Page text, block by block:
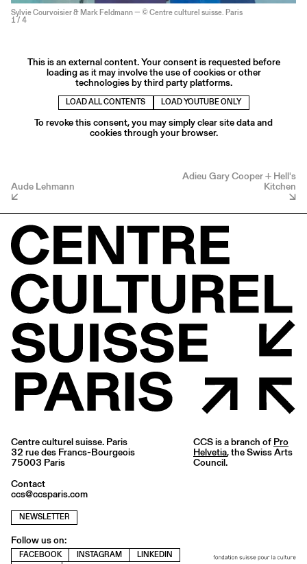
Sylvie Courvoisier & Mark Feldmann — © Centre culturel suisse. Paris
1/ 4
This is an external content. Your consent is requested before
loading as it may involve the use of cookies or other
technologies by third party platforms.
LOAD ALL CONTENTS LOAD YOUTUBE ONLY
To revoke this consent, you may simply clear site data and
cookies through your browser.
Aude Lehmann
Adieu Gary Cooper + Hell's
Kitchen
Centre culturel suisse. Paris
32 rue des Francs-Bourgeois
75003 Paris
Contact
ccs@ccsparis.com
NEWSLETTER
Follow us on:
FACEBOOK INSTAGRAM
LINKEDIN
CCS is a branch of Pro
Helvetia, the Swiss Arts
Council.